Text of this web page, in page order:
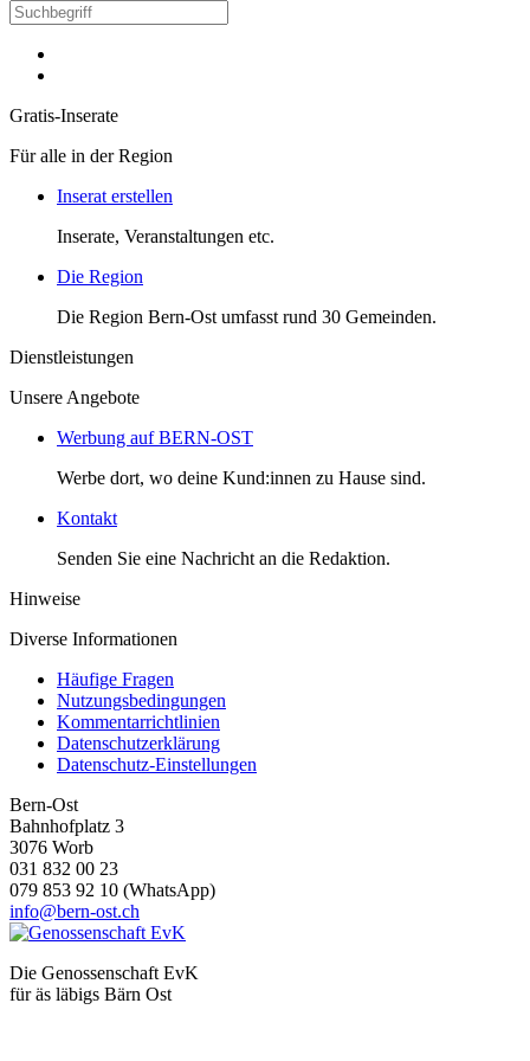
Gratis-Inserate
Für alle in der Region
Inserat erstellen
Inserate, Veranstaltungen etc.
Die Region
Die Region Bern-Ost umfasst rund 30 Gemeinden.
Dienstleistungen
Unsere Angebote
Werbung auf BERN-OST
Werbe dort, wo deine Kund:innen zu Hause sind.
Kontakt
Senden Sie eine Nachricht an die Redaktion.
Hinweise
Diverse Informationen
Häufige Fragen
Nutzungsbedingungen
Kommentarrichtlinien
Datenschutzerklärung
Datenschutz-Einstellungen
Bern-Ost
Bahnhofplatz 3
3076 Worb
031 832 00 23
079 853 92 10 (WhatsApp)
info@bern-ost.ch
Die Genossenschaft EvK
für äs läbigs Bärn Ost